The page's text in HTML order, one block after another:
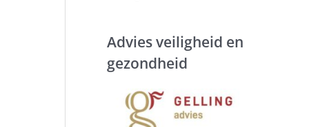
Advies veiligheid en
gezondheid